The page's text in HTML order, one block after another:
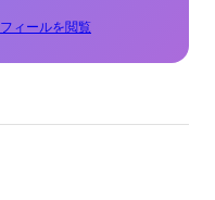
ィールを閲覧